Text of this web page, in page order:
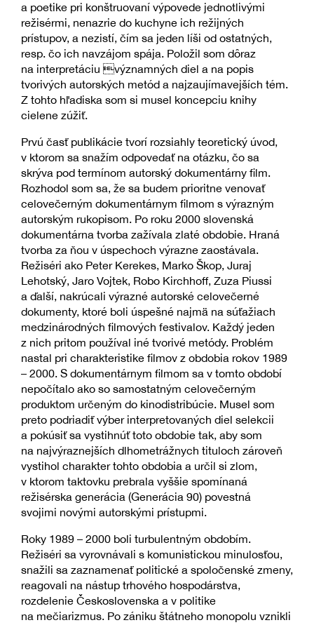
a poetike pri konštruovaní výpovede jednotlivými
režisérmi, nenazrie do kuchyne ich režijných
prístupov, a nezistí, čím sa jeden líši od ostatných,
resp. čo ich navzájom spája. Položil som dôraz
na interpretáciu významných diel a na popis
tvorivých autorských metód a najzaujímavejších tém.
Z tohto hľadiska som si musel koncepciu knihy
cielene zúžiť.
Prvú časť publikácie tvorí rozsiahly teoretický úvod,
v ktorom sa snažím odpovedať na otázku, čo sa
skrýva pod termínom autorský dokumentárny film.
Rozhodol som sa, že sa budem prioritne venovať
celovečerným dokumentárnym filmom s výrazným
autorským rukopisom. Po roku 2000 slovenská
dokumentárna tvorba zažívala zlaté obdobie. Hraná
tvorba za ňou v úspechoch výrazne zaostávala.
Režiséri ako Peter Kerekes, Marko Škop, Juraj
Lehotský, Jaro Vojtek, Robo Kirchhoff, Zuza Piussi
a ďalší, nakrúcali výrazné autorské celovečerné
dokumenty, ktoré boli úspešné najmä na súťažiach
medzinárodných filmových festivalov. Každý jeden
z nich pritom používal iné tvorivé metódy. Problém
nastal pri charakteristike filmov z obdobia rokov 1989
– 2000. S dokumentárnym filmom sa v tomto období
nepočítalo ako so samostatným celovečerným
produktom určeným do kinodistribúcie. Musel som
preto podriadiť výber interpretovaných diel selekcii
a pokúsiť sa vystihnúť toto obdobie tak, aby som
na najvýraznejších dlhometrážnych tituloch zároveň
vystihol charakter tohto obdobia a určil si zlom,
v ktorom taktovku prebrala vyššie spomínaná
režisérska generácia (Generácia 90) povestná
svojimi novými autorskými prístupmi.
Roky 1989 – 2000 boli turbulentným obdobím.
Režiséri sa vyrovnávali s komunistickou minulosťou,
snažili sa zaznamenať politické a spoločenské zmeny,
reagovali na nástup trhového hospodárstva,
rozdelenie Československa a v politike
na mečiarizmus. Po zániku štátneho monopolu vznikli